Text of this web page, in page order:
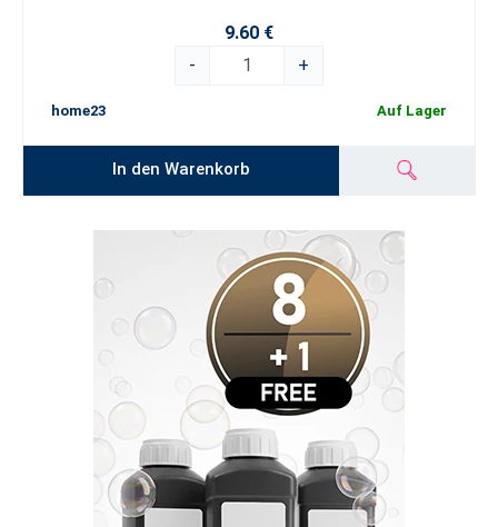
9.60 €
-
+
home23 Auf Lager
In den Warenkorb